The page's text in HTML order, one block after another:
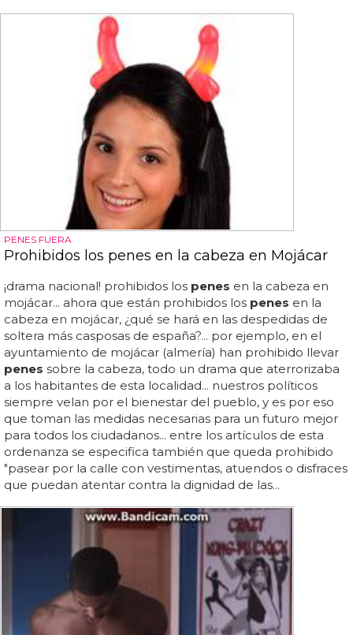
PENES FUERA
Prohibidos los penes en la cabeza en Mojácar
¡drama nacional! prohibidos los penes en la cabeza en
mojácar... ahora que están prohibidos los penes en la
cabeza en mojácar, ¿qué se hará en las despedidas de
soltera más casposas de españa?... por ejemplo, en el
ayuntamiento de mojácar (almería) han prohibido llevar
penes sobre la cabeza, todo un drama que aterrorizaba
a los habitantes de esta localidad... nuestros políticos
siempre velan por el bienestar del pueblo, y es por eso
que toman las medidas necesarias para un futuro mejor
para todos los ciudadanos... entre los artículos de esta
ordenanza se especifica también que queda prohibido
"pasear por la calle con vestimentas, atuendos o disfraces
que puedan atentar contra la dignidad de las...